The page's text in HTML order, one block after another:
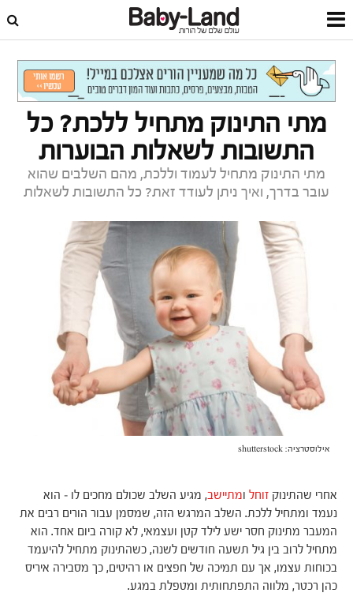
התפתחות התינוק
מתי התינוק מתחיל ללכת? כל
התשובות לשאלות הבוערות
מתי התינוק מתחיל לעמוד וללכת, מהם השלבים שהוא
עובר בדרך, ואיך ניתן לעודד זאת? כל התשובות לשאלות
אילוסטרציה: shutterstock
אחרי שהתינוק זוחל ומתיישב, מגיע השלב שכולם מחכים לו – הוא
נעמד ומתחיל ללכת. השלב המרגש הזה, שמסמן עבור הורים רבים את
המעבר מתינוק חסר ישע לילד קטן ועצמאי, לא קורה ביום אחד. הוא
מתחיל לרוב בין גיל תשעה חודשים לשנה, כשהתינוק מתחיל להיעמד
בכוחות עצמו, אך עם תמיכה של חפצים או רהיטים, כך מסבירה איריס
כהן רכטר, מלווה התפתחותית ומטפלת במגע.